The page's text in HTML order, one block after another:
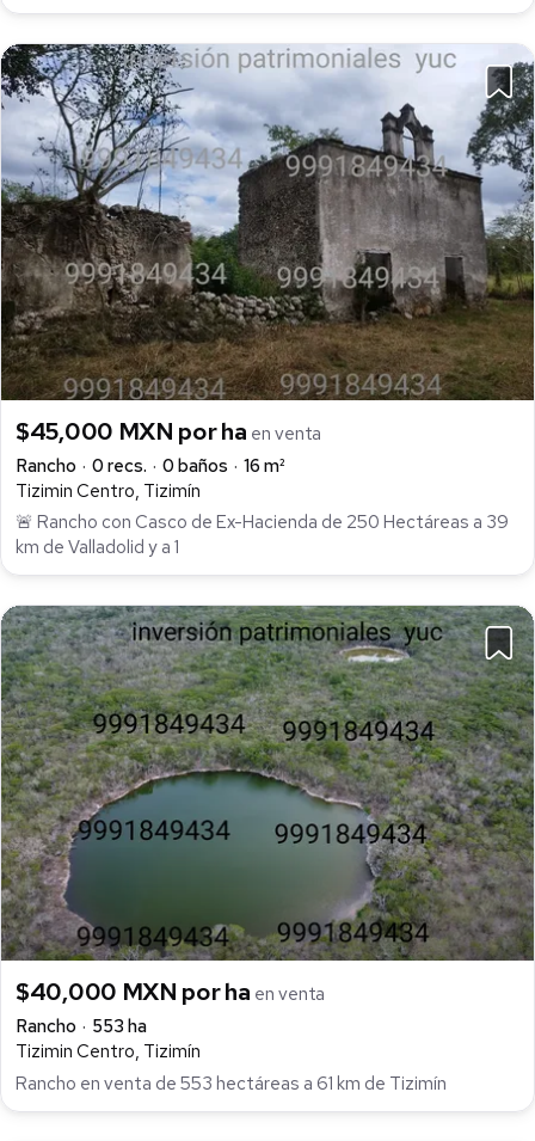
$45,000 MXN por ha en venta
Rancho
0 recs. 0 baños
16 m²
Tizimin Centro, Tizimín
🚨 Rancho con Casco de Ex-Hacienda de 250 Hectáreas a 39
km de Valladolid y a 1
$40,000 MXN por ha en venta
Rancho
553 ha
Tizimin Centro, Tizimín
Rancho en venta de 553 hectáreas a 61 km de Tizimín